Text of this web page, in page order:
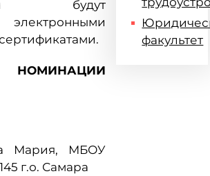
будут
НОМИНАЦИИ
Мария, МБОУ
г.о. Самара
факультет